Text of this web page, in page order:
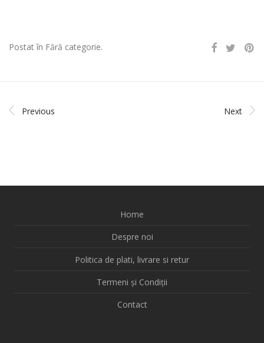
Postat în Fără categorie.
Previous Next
Home
Despre noi
Politica de plati, livrare si retur
Termeni și Condiții
Contact